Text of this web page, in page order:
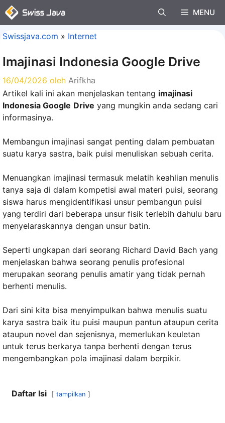
Langsung
ke
MENU
Swissjava.com » Internet
Imajinasi Indonesia Google Drive
16/04/2026 oleh Arifkha
Artikel kali ini akan menjelaskan tentang imajinasi
Indonesia Google Drive yang mungkin anda sedang cari
informasinya.
Membangun imajinasi sangat penting dalam pembuatan
suatu karya sastra, baik puisi menuliskan sebuah cerita.
Menuangkan imajinasi termasuk melatih keahlian menulis
tanya saja di dalam kompetisi awal materi puisi, seorang
siswa harus mengidentifikasi unsur pembangun puisi
yang terdiri dari beberapa unsur fisik terlebih dahulu baru
menyelaraskannya dengan unsur batin.
Seperti ungkapan dari seorang Richard David Bach yang
menjelaskan bahwa seorang penulis profesional
merupakan seorang penulis amatir yang tidak pernah
berhenti menulis.
Dari sini kita bisa menyimpulkan bahwa menulis suatu
karya sastra baik itu puisi maupun pantun ataupun cerita
ataupun novel dan sejenisnya, memerlukan keuletan
untuk terus berkarya tanpa berhenti dengan terus
mengembangkan pola imajinasi dalam berpikir.
Daftar Isi tampilkan